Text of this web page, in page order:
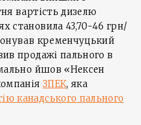
вартість дизелю
становила 43,70-46 грн/
кременчуцький
продажі пального в
йшов «Нексен
ЗПЕК, яка
канадського пального